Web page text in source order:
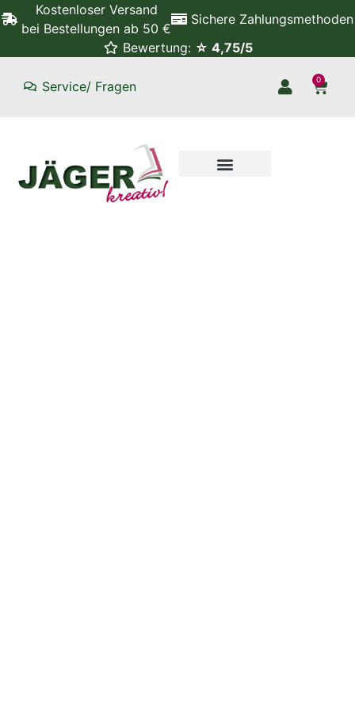
Kostenloser Versand
bei Bestellungen ab 50 €
Sichere Zahlungsmethoden
Bewertung: ☆ 4,75/5
Service/ Fragen 0